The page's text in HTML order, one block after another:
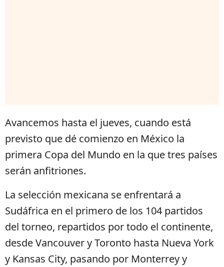
Avancemos hasta el jueves, cuando está
previsto que dé comienzo en México la
primera Copa del Mundo en la que tres países
serán anfitriones.
La selección mexicana se enfrentará a
Sudáfrica en el primero de los 104 partidos
del torneo, repartidos por todo el continente,
desde Vancouver y Toronto hasta Nueva York
y Kansas City, pasando por Monterrey y